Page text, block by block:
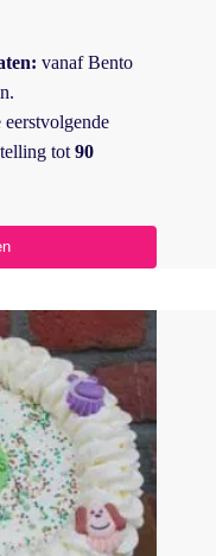
vanaf Bento
eerstvolgende
tot 90